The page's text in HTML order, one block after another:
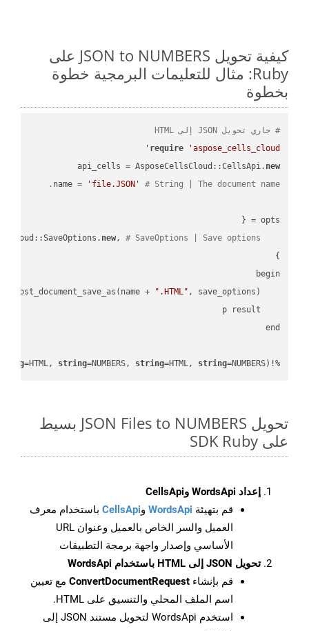
كيفية تحويل JSON to NUMBERS على
Ruby: مثال للتعليمات البرمجية خطوة
بخطوة
# جاري تحويل JSON إلى HTML
require
'aspose_cells_cloud'
api_cells = AsposeCellsCloud::CellsApi. new
name =
'file.JSON' # String | The document name.
new, # SaveOptions | Save options.
".HTML"
%!(EXTRA
=HTML, string=NUMBERS, string=HTML, string=NUMBERS)
تحويل JSON Files to NUMBERS بسيط
على SDK Ruby
إعداد WordsApi وCellsApi
قم بتهيئة WordsApi وCellsApi باستخدام معرف
العميل والسر الخاص بالعميل وعنوان URL
الأساسي وإصدار واجهة برمجة التطبيقات
تحويل JSON إلى HTML باستخدام WordsApi
قم بإنشاء ConvertDocumentRequest مع تعيين
اسم الملف المحلي والتنسيق على HTML.
استخدم WordsApi لتحويل مستند JSON إلى